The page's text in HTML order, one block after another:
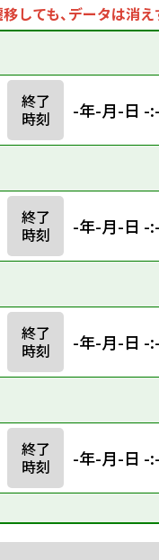
ても、データは消え
終了
時刻
-年-月-日 -
終了
時刻
-年-月-日 -
終了
時刻
-年-月-日 -
終了
時刻
-年-月-日 -